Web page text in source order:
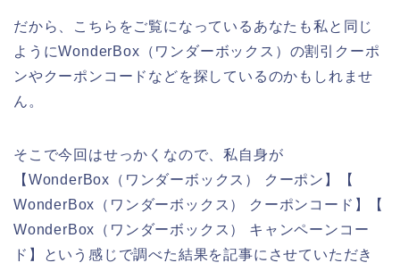
だから、こちらをご覧になっているあなたも私と同じ
ようにWonderBox（ワンダーボックス）の割引クーポ
ンやクーポンコードなどを探しているのかもしれませ
ん。
そこで今回はせっかくなので、私自身が
【WonderBox（ワンダーボックス） クーポン】【
WonderBox（ワンダーボックス） クーポンコード】【
WonderBox（ワンダーボックス） キャンペーンコー
ド】という感じで調べた結果を記事にさせていただき